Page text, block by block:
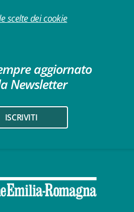
scelte dei cookie
aggiornato
Newsletter
ISCRIVITI